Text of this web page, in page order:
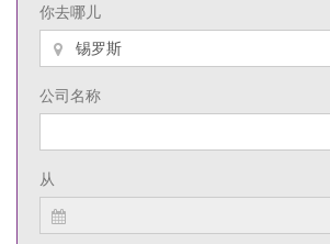
你去哪儿
公司名称
从